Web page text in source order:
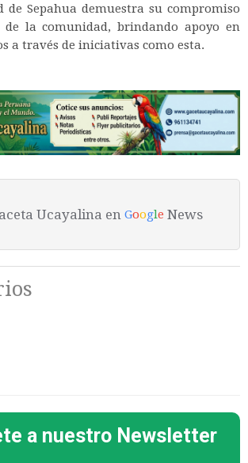
de Sepahua demuestra su compromiso
la comunidad, brindando apoyo en
a través de iniciativas como esta.
Ucayalina en Google News
a nuestro Newsletter